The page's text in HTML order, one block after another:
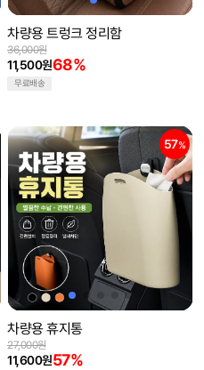
차량용 트렁크 정리함
11,500원68%
36,000원
무료배송
57%
차량용 휴지통
11,600원57%
27,000원